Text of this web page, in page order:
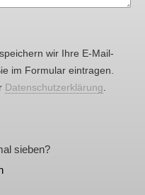
wir Ihre E-Mail-
im Formular eintragen.
Datenschutzerklärung.
sieben?